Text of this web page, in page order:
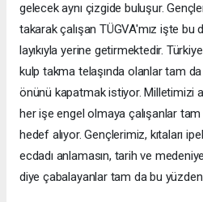
gelecek aynı çizgide buluşur.
takarak çalışan TÜGVA'mız işte bu
layıkıyla yerine getirmektedir.
kulp takma telaşında olanlar tam da
önünü kapatmak istiyor. Milletimizi
her işe engel olmaya çalışanlar tam
hedef alıyor. Gençlerimiz, kıtaları
ecdadı anlamasın, tarih ve
diye çabalayanlar tam da bu